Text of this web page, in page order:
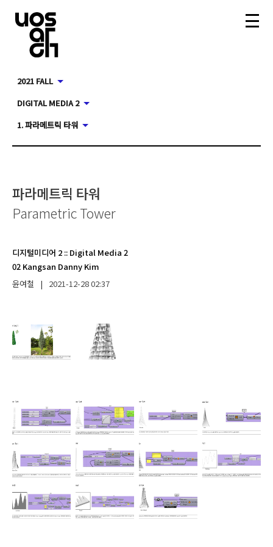
2021 FALL
DIGITAL MEDIA 2
1. 파라메트릭 타워
파라메트릭 타워
Parametric Tower
디지털미디어 2 :: Digital Media 2
02 Kangsan Danny Kim
윤여철
| 2021-12-2802:37